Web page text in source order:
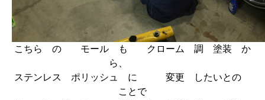
こちら の モール も クローム 調 塗装 か
ら、
ステンレス ポリッシュ に 変更 したいとの
ことで